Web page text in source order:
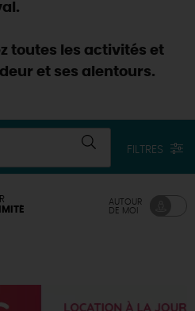
toutes les activités et
et ses alentours.
FILTRES
AUTOUR
DE MOI